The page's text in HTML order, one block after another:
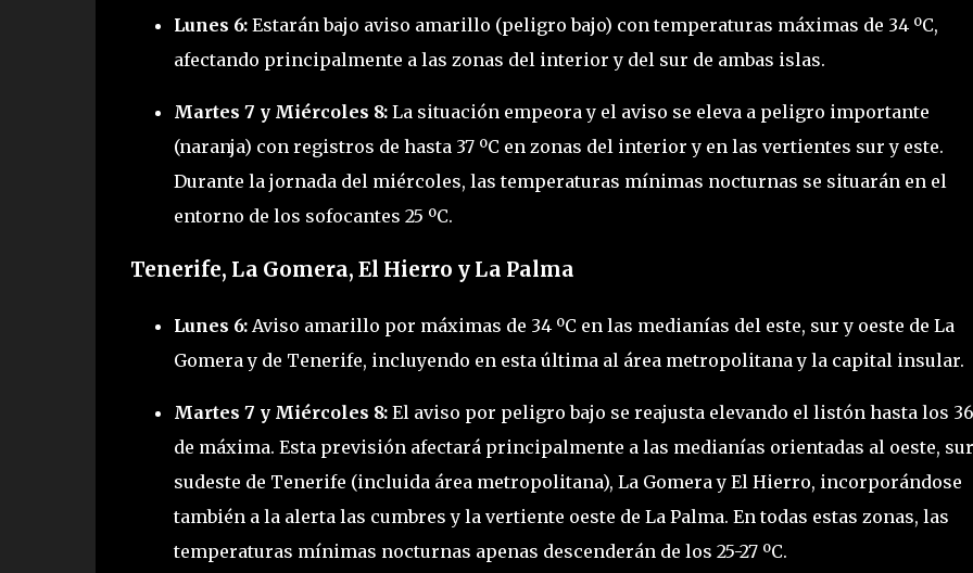
Lunes 6:Estarán bajo aviso amarillo (peligro bajo) con temperaturas máximas de 34 ºC,
afectando principalmente a las zonas del interior y del sur de ambas islas.
Martes 7 y Miércoles 8:La situación empeora y el aviso se eleva a peligro importante
(naranja) con registros de hasta 37 ºC en zonas del interior y en las vertientes sur y este.
Durante la jornada del miércoles, las temperaturas mínimas nocturnas se situarán en el
entorno de los sofocantes 25 ºC.
Tenerife, La Gomera, El Hierro y La Palma
Lunes 6:Aviso amarillo por máximas de 34 ºC en las medianías del este, sur y oeste de La
Gomera y de Tenerife, incluyendo en esta última al área metropolitana y la capital insular.
Martes 7 y Miércoles 8:El aviso por peligro bajo se reajusta elevando el listón hasta los 36
de máxima. Esta previsión afectará principalmente a las medianías orientadas al oeste,
sudeste de Tenerife (incluida área metropolitana), La Gomera y El Hierro, incorporándose
también a la alerta las cumbres y la vertiente oeste de La Palma. En todas estas zonas, las
temperaturas mínimas nocturnas apenas descenderán de los 25-27 ºC.